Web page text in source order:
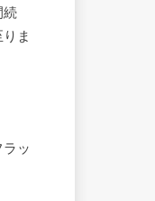
続
ま
ッ